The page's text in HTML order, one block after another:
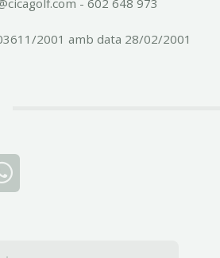
2001 amb data 28/02/2001